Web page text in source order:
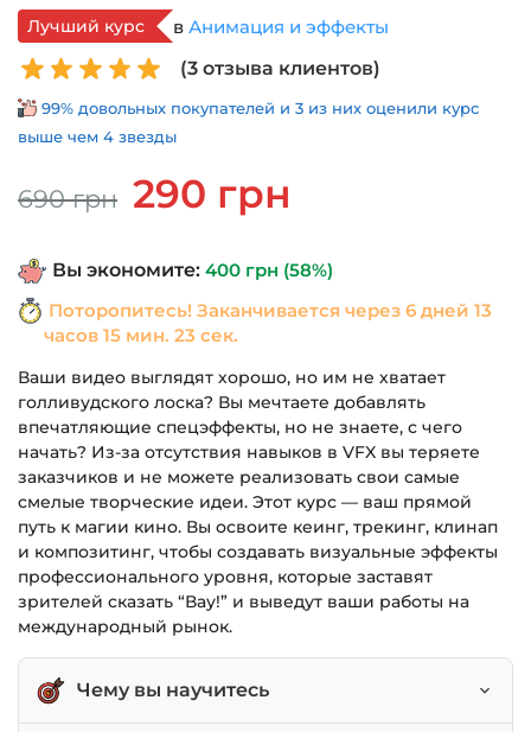
Лучший курс в Анимация и эффекты
(3отзыва клиентов)
99% довольных покупателей и 3 из них оценили курс
выше чем 4 звезды
690грн
Первоначальная
цена
690 грн.
290 грн
Вы экономите: 400 грн (58%)
Поторопитесь! Заканчивается через 6 дней 13
часов 15 мин. 23 сек.
Ваши видео выглядят хорошо, но им не хватает
голливудского лоска? Вы мечтаете добавлять
впечатляющие спецэффекты, но не знаете, с чего
начать? Из-за отсутствия навыков в VFX вы теряете
заказчиков и не можете реализовать свои самые
смелые творческие идеи. Этот курс — ваш прямой
путь к магии кино. Вы освоите кеинг, трекинг, клинап
и композитинг, чтобы создавать визуальные эффекты
профессионального уровня, которые заставят
зрителей сказать “Вау!” и выведут ваши работы на
международный рынок.
Чему вы научитесь